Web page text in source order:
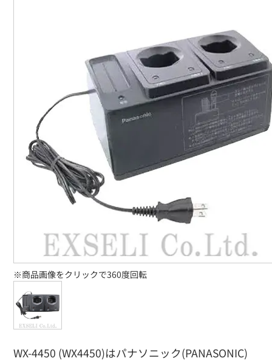
WX-4450 (WX4450)はパナソニック(PANASONIC)
※商品画像をクリックで360度回転